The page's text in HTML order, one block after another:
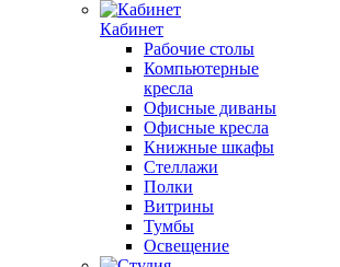
Кабинет
Рабочие столы
Компьютерные
кресла
Офисные диваны
Офисные кресла
Книжные шкафы
Стеллажи
Полки
Витрины
Тумбы
Освещение